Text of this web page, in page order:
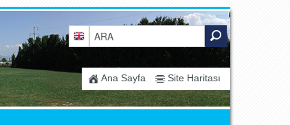
Ana Sayfa Site Haritası